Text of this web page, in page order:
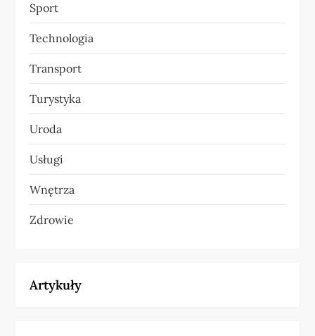
Sport
Technologia
Transport
Turystyka
Uroda
Usługi
Wnętrza
Zdrowie
Artykuły